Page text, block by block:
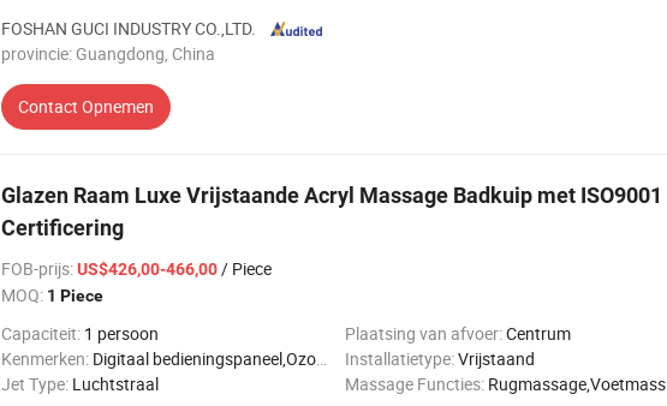
FOSHAN GUCI INDUSTRY CO.,LTD.
provincie: Guangdong, China
Contact Opnemen
Glazen Raam Luxe Vrijstaande Acryl Massage Badkuip met ISO9001
Certificering
FOB-prijs:US$426,00-466,00/ Piece
MOQ: 1 Piece
Capaciteit: 1 persoon Plaatsing van afvoer:Centrum
Kenmerken: Digitaal bedieningspaneel,Ozonsterilisatie Installatietype:Vrijstaand
Jet Type: Luchtstraal Massage Functies: Rugmassage,Voetmassage,Volledige lichaamsmassage,Heupmassage,Beenmassage